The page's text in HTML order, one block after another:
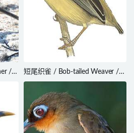
/
短尾织雀 / Bob-tailed Weaver /
Brachycope anomala